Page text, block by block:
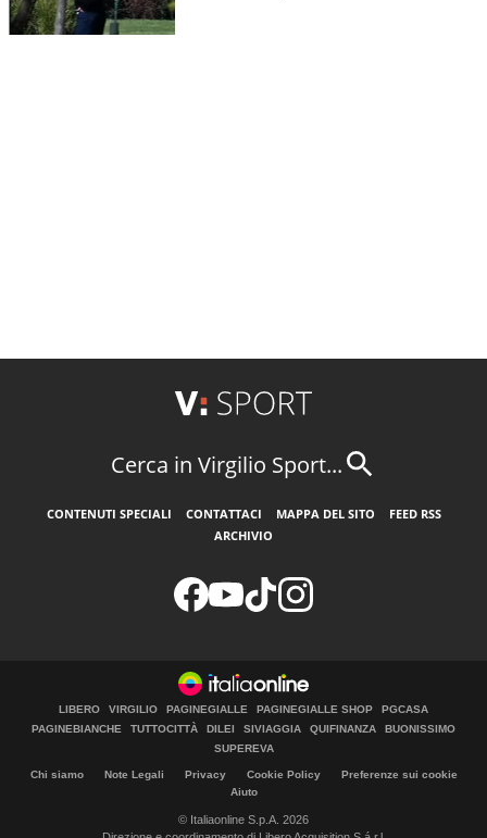
Cerca in Virgilio Sport...
CONTENUTI SPECIALI CONTATTACI MAPPA DEL SITO
FEED RSS
ARCHIVIO
LIBERO VIRGILIO PAGINEGIALLE PAGINEGIALLE SHOP
PGCASA
PAGINEBIANCHE
TUTTOCITTÀ DILEI SIVIAGGIA QUIFINANZA
BUONISSIMO
SUPEREVA
Chi siamo Note Legali Privacy Cookie Policy
Preferenze sui cookie
Aiuto
© Italiaonline S.p.A. 2026